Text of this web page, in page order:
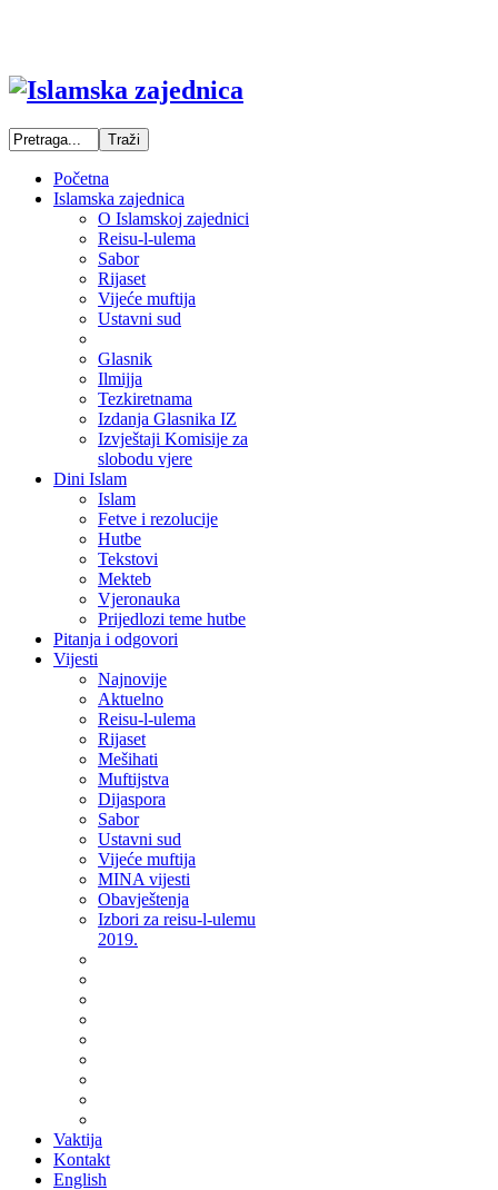
Početna
Islamska zajednica
O Islamskoj zajednici
Reisu-l-ulema
Sabor
Rijaset
Vijeće muftija
Ustavni sud
Glasnik
Ilmijja
Tezkiretnama
Izdanja Glasnika IZ
Izvještaji Komisije za
slobodu vjere
Dini Islam
Islam
Fetve i rezolucije
Hutbe
Tekstovi
Mekteb
Vjeronauka
Prijedlozi teme hutbe
Pitanja i odgovori
Vijesti
Najnovije
Aktuelno
Reisu-l-ulema
Rijaset
Mešihati
Muftijstva
Dijaspora
Sabor
Ustavni sud
Vijeće muftija
MINA vijesti
Obavještenja
Izbori za reisu-l-ulemu
2019.
Vaktija
Kontakt
English